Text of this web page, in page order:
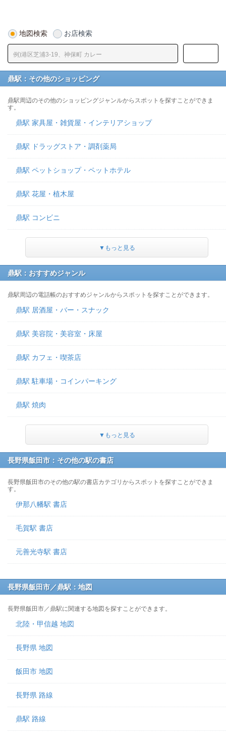
地図検索 お店検索
鼎駅：その他のショッピング
鼎駅周辺のその他のショッピングジャンルからスポットを探すことができま
す。
鼎駅 家具屋・雑貨屋・インテリアショップ
鼎駅 ドラッグストア・調剤薬局
鼎駅 ペットショップ・ペットホテル
鼎駅 花屋・植木屋
鼎駅 コンビニ
▼もっと見る
鼎駅：おすすめジャンル
鼎駅周辺の電話帳のおすすめジャンルからスポットを探すことができます。
鼎駅 居酒屋・バー・スナック
鼎駅 美容院・美容室・床屋
鼎駅 カフェ・喫茶店
鼎駅 駐車場・コインパーキング
鼎駅 焼肉
▼もっと見る
長野県飯田市：その他の駅の書店
長野県飯田市のその他の駅の書店カテゴリからスポットを探すことができま
す。
伊那八幡駅 書店
毛賀駅 書店
元善光寺駅 書店
長野県飯田市／鼎駅：地図
長野県飯田市／鼎駅に関連する地図を探すことができます。
北陸・甲信越 地図
長野県 地図
飯田市 地図
長野県 路線
鼎駅 路線